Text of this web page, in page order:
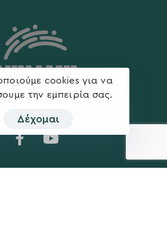
cookies για να
την εμπειρία σας.
Δέχομαι